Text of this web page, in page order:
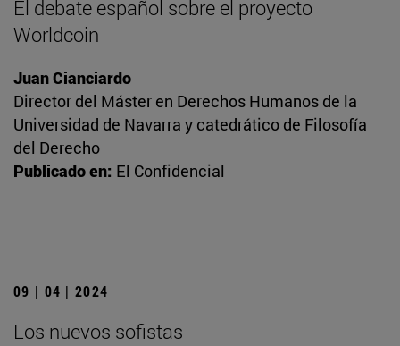
El debate español sobre el proyecto
Worldcoin
Juan Cianciardo
Director del Máster en Derechos Humanos de la
Universidad de Navarra y catedrático de Filosofía
del Derecho
Publicado en: El Confidencial
09 | 04 | 2024
Los nuevos sofistas